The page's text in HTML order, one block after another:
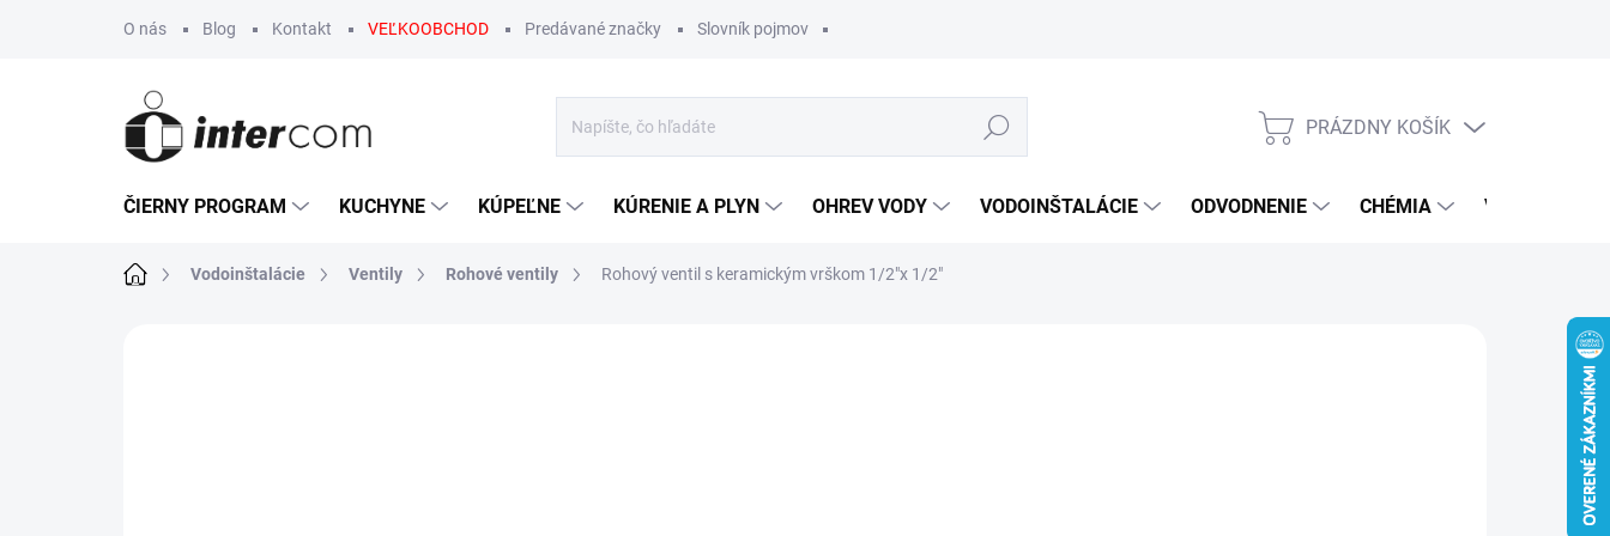
O nás Blog Kontakt VEĽKOOBCHOD Predávané značky Slovník pojmov
Hľadať
NÁKUPNÝ
PRÁZDNY KOŠÍK
ČIERNY PROGRAM KUCHYNE KÚPEĽNE KÚRENIE A PLYN OHREV VODY VODOINŠTALÁCIE ODVODNENIE CHÉMIA VEREJNÝ
DomovVodoinštalácie Ventily Rohové ventily Rohový ventil s keramickým vrškom 1/2"x 1/2"